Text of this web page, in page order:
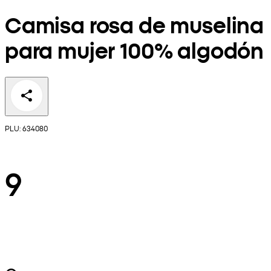
Camisa rosa de muselina
para mujer 100% algodón
PLU: 634080
9